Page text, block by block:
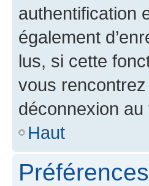
authentification
également
lus, si cette
vous
déconnexion
Haut